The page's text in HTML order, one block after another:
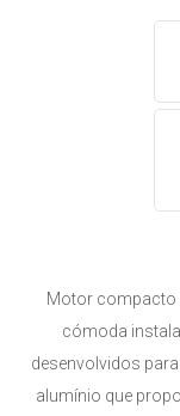
Motor compacto
cómoda
desenvolvidos
alumínio que